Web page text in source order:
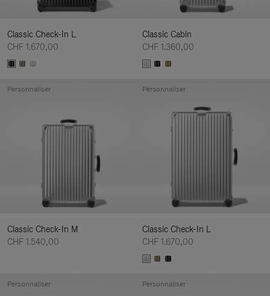
Classic Check-In L
CHF 1.670,00
Classic Cabin
CHF 1.360,00
Classic Check-In M
CHF 1.540,00
Personnaliser
Classic Check-In L
CHF 1.670,00
Personnaliser
Personnaliser Personnaliser